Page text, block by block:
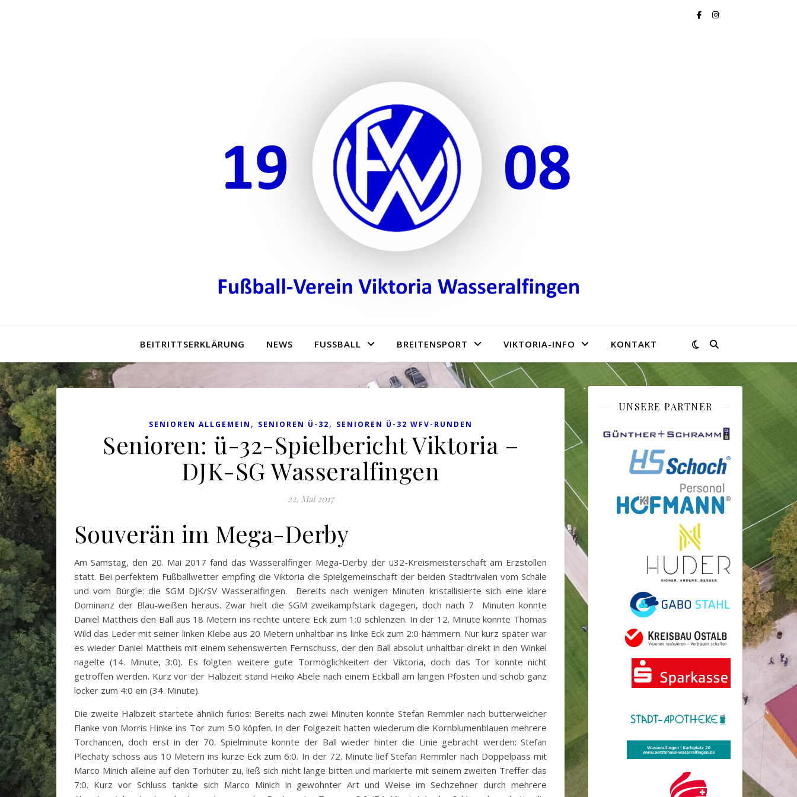
BEITRITTSERKLÄRUNG NEWS FUSSBALL BREITENSPORT VIKTORIA-INFO KONTAKT
SENIOREN ALLGEMEIN , SENIOREN Ü-32, SENIOREN Ü-32 WFV-RUNDEN
Senioren: ü-32-Spielbericht Viktoria –
DJK-SG Wasseralfingen
22. Mai 2017
Souverän im Mega-Derby
Am Samstag, den 20. Mai 2017 fand das Wasseralfinger Mega-Derby der ü32-Kreismeisterschaft am Erzstollen
statt. Bei perfektem Fußballwetter empfing die Viktoria die Spielgemeinschaft der beiden Stadtrivalen vom Schäle
und vom Bürgle: die SGM DJK/SV Wasseralfingen. Bereits nach wenigen Minuten kristallisierte sich eine klare
Dominanz der Blau-weißen heraus. Zwar hielt die SGM zweikampfstark dagegen, doch nach 7 Minuten konnte
Daniel Mattheis den Ball aus 18 Metern ins rechte untere Eck zum 1:0 schlenzen. In der 12. Minute konnte Thomas
Wild das Leder mit seiner linken Klebe aus 20 Metern unhaltbar ins linke Eck zum 2:0 hämmern. Nur kurz später war
es wieder Daniel Mattheis mit einem sehenswerten Fernschuss, der den Ball absolut unhaltbar direkt in den Winkel
nagelte (14. Minute, 3:0). Es folgten weitere gute Tormöglichkeiten der Viktoria, doch das Tor konnte nicht
getroffen werden. Kurz vor der Halbzeit stand Heiko Abele nach einem Eckball am langen Pfosten und schob ganz
locker zum 4:0 ein (34. Minute).
Die zweite Halbzeit startete ähnlich furios: Bereits nach zwei Minuten konnte Stefan Remmler nach butterweicher
Flanke von Morris Hinke ins Tor zum 5:0 köpfen. In der Folgezeit hatten wiederum die Kornblumenblauen mehrere
Torchancen, doch erst in der 70. Spielminute konnte der Ball wieder hinter die Linie gebracht werden: Stefan
Plechaty schoss aus 10 Metern ins kurze Eck zum 6:0. In der 72. Minute lief Stefan Remmler nach Doppelpass mit
Marco Minich alleine auf den Torhüter zu, ließ sich nicht lange bitten und markierte mit seinem zweiten Treffer das
7:0. Kurz vor Schluss tankte sich Marco Minich in gewohnter Art und Weise im Sechzehner durch mehrere
UNSERE PARTNER